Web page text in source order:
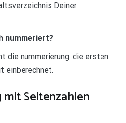
Deiner
nummeriert?
die nummerierung. die ersten
einberechnet.
Seitenzahlen